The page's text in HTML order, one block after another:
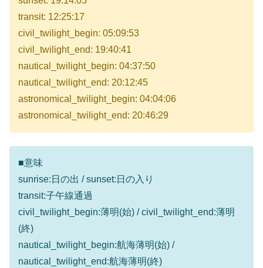
transit: 12:25:17
civil_twilight_begin: 05:09:53
civil_twilight_end: 19:40:41
nautical_twilight_begin: 04:37:50
nautical_twilight_end: 20:12:45
astronomical_twilight_begin: 04:04:06
astronomical_twilight_end: 20:46:29
■意味
sunrise:日の出 / sunset:日の入り
transit:子午線通過
civil_twilight_begin:薄明(始) / civil_twilight_end:薄明
(終)
nautical_twilight_begin:航海薄明(始) /
nautical_twilight_end:航海薄明(終)